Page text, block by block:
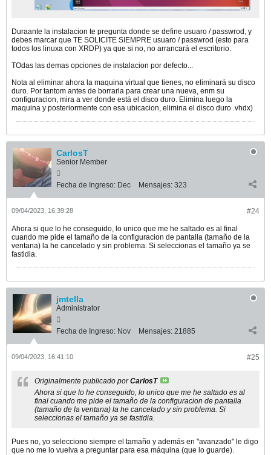
Duraante la instalacion te pregunta donde se define usuaro / passwrod, y
debes marcar que TE SOLICITE SIEMPRE usuaro / passwrod (esto para
todos los linuxa con XRDP) ya que si no, no arrancará el escritorio.
TOdas las demas opciones de instalacion por defecto...
Nota al eliminar ahora la maquina virtual que tienes, no eliminará su disco
duro. Por tantom antes de borrarla para crear una nueva, enm su
configuracion, mira a ver donde está el disco duro. Elimina luego la
maquina y posteriormente con esa ubicacion, elimina el disco duro .vhdx)
CarlosT
Senior Member
Fecha de Ingreso: Dec Mensajes: 323
#24
09/04/2023, 16:39:28
Ahora si que lo he conseguido, lo unico que me he saltado es al final
cuando me pide el tamaño de la configuracion de pantalla (tamaño de la
ventana) la he cancelado y sin problema. Si seleccionas el tamaño ya se
fastidia.
jmtella
Administrator
Fecha de Ingreso: Nov Mensajes: 21885
#25
09/04/2023, 16:41:10
Originalmente publicado porCarlosT
Ahora si que lo he conseguido, lo unico que me he saltado es al
final cuando me pide el tamaño de la configuracion de pantalla
(tamaño de la ventana) la he cancelado y sin problema. Si
seleccionas el tamaño ya se fastidia.
Pues no, yo selecciono siempre el tamaño y además en "avanzado" le digo
que no me lo vuelva a preguntar para esa máquina (que lo guarde).